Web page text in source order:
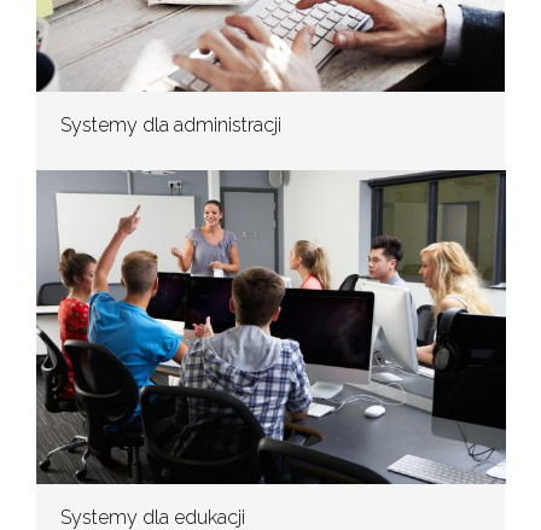
Systemy dla administracji
Systemy dla edukacji